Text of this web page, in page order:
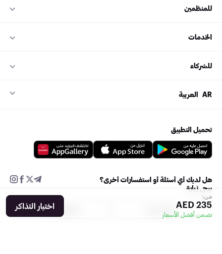
من:
235 AED
نضمن أفضل الأسعار
اختيار التذاكر
للمنظمين
الخدمات
للشركاء
AR العربية
تحميل التطبيق
هل لديك أي أسئلة أو استفسارات أخرى؟
يرجى زيارة
مركز الدعم إضافة فعالية